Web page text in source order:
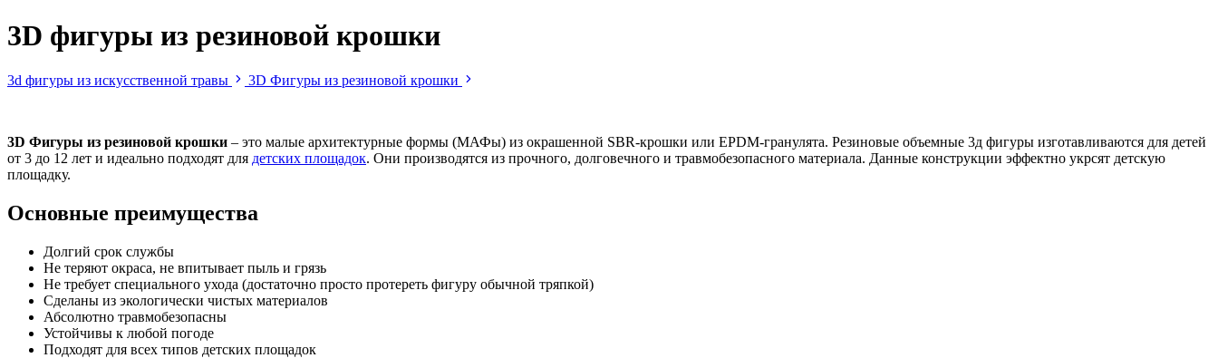
3D фигуры из резиновой крошки
3d фигуры из искусственной травы 3D Фигуры из резиновой крошки
3D Фигуры из резиновой крошки – это малые архитектурные формы (МАФы) из окрашенной SBR-крошки или EPDM-гранулята. Резиновые объемные 3д фигуры изготавливаются для детей
от 3 до 12 лет и идеально подходят для детских площадок. Они производятся из прочного, долговечного и травмобезопасного материала. Данные конструкции эффектно укрсят детскую
площадку.
Основные преимущества
Долгий срок службы
Не теряют окраса, не впитывает пыль и грязь
Не требует специального ухода (достаточно просто протереть фигуру обычной тряпкой)
Сделаны из экологически чистых материалов
Абсолютно травмобезопасны
Устойчивы к любой погоде
Подходят для всех типов детских площадок